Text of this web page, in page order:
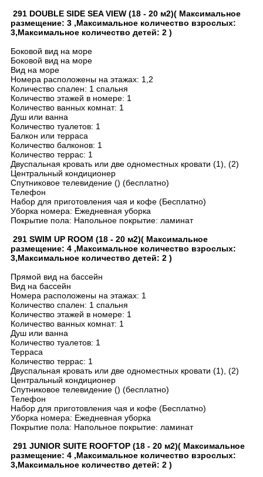
291 DOUBLE SIDE SEA VIEW (18 - 20 м2)( Максимальное
размещение: 3 ,Максимальное количество взрослых:
3,Максимальное количество детей: 2 )
Боковой вид на море
Боковой вид на море
Вид на море
Номера расположены на этажах: 1,2
Количество спален: 1 спальня
Количество этажей в номере: 1
Количество ванных комнат: 1
Душ или ванна
Количество туалетов: 1
Балкон или терраса
Количество балконов: 1
Количество террас: 1
Двуспальная кровать или две одноместных кровати (1), (2)
Центральный кондиционер
Спутниковое телевидение () (бесплатно)
Телефон
Набор для приготовления чая и кофе (Бесплатно)
Уборка номера: Ежедневная уборка
Покрытие пола: Напольное покрытие: ламинат
291 SWIM UP ROOM (18 - 20 м2)( Максимальное
размещение: 4 ,Максимальное количество взрослых:
3,Максимальное количество детей: 2 )
Прямой вид на бассейн
Вид на бассейн
Номера расположены на этажах: 1
Количество спален: 1 спальня
Количество этажей в номере: 1
Количество ванных комнат: 1
Душ или ванна
Количество туалетов: 1
Терраса
Количество террас: 1
Двуспальная кровать или две одноместных кровати (1), (2)
Центральный кондиционер
Спутниковое телевидение () (бесплатно)
Телефон
Набор для приготовления чая и кофе (Бесплатно)
Уборка номера: Ежедневная уборка
Покрытие пола: Напольное покрытие: ламинат
291 JUNIOR SUITE ROOFTOP (18 - 20 м2)( Максимальное
размещение: 4 ,Максимальное количество взрослых:
3,Максимальное количество детей: 2 )